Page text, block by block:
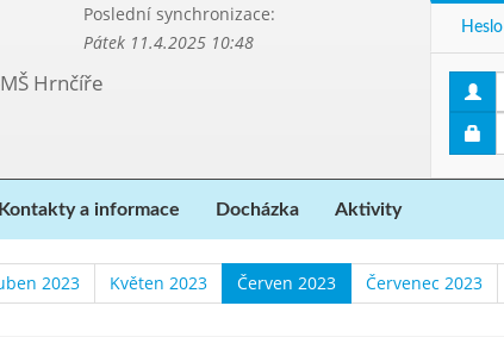
Poslední synchronizace:
Pátek 11.4.2025 10:48
Hrnčíře
Heslo
Kontakty a informace Docházka Aktivity
2023 Květen 2023 Červen 2023 Červenec 2023